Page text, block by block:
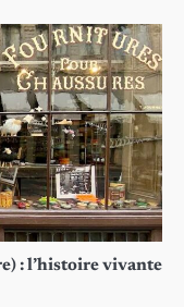
: l’histoire vivante